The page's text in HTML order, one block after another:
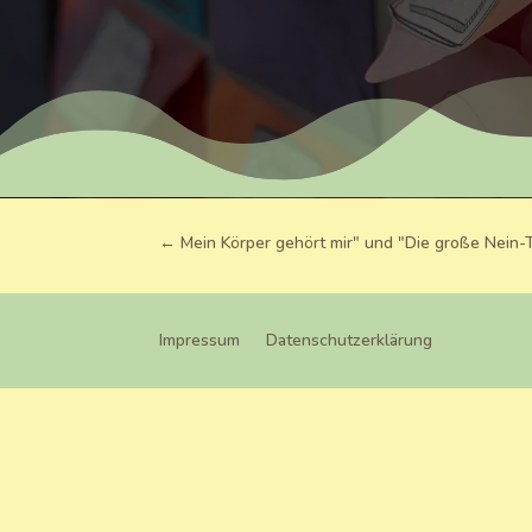
←Mein Körper gehört mir" und "Die große Nein-
Impressum Datenschutzerklärung